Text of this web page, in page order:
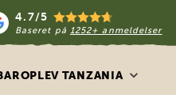
4.7/5
Baseret på 1252+ anmeldelser
OPLEV TANZANIA